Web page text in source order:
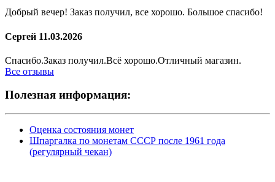
Добрый вечер! Заказ получил, все хорошо. Большое спасибо!
Сергей 11.03.2026
Спасибо.Заказ получил.Всё хорошо.Отличный магазин.
Все отзывы
Полезная информация:
Оценка состояния монет
Шпаргалка по монетам СССР после 1961 года
(регулярный чекан)